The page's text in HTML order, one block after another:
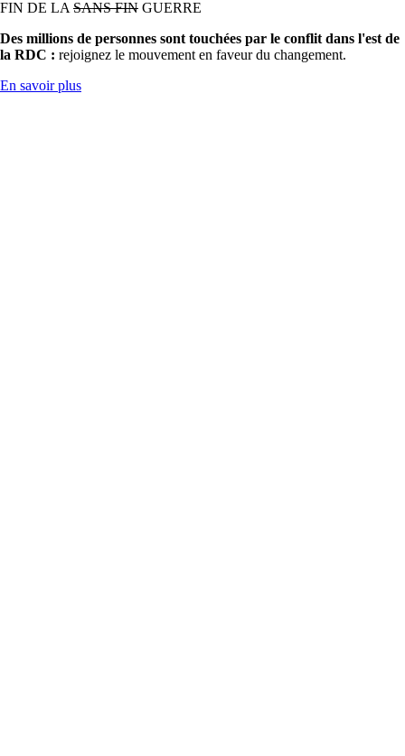
FIN DE LA SANS FIN GUERRE
Des millions de personnes sont touchées par le conflit dans l'est de
la RDC : rejoignez le mouvement en faveur du changement.
En savoir plus